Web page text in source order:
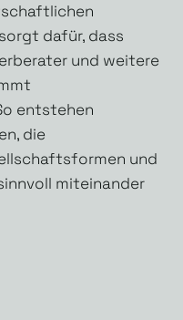
dafür, dass
und weitere
entstehen
die
und
miteinander